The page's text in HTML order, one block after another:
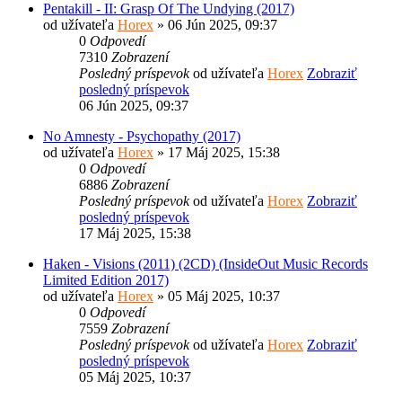
Pentakill - II: Grasp Of The Undying (2017)
od užívateľa Horex » 06 Jún 2025, 09:37
0 Odpovedí
7310 Zobrazení
Posledný príspevokod užívateľa Horex Zobraziť
posledný príspevok
06 Jún 2025, 09:37
No Amnesty - Psychopathy (2017)
od užívateľa Horex » 17 Máj 2025, 15:38
0 Odpovedí
6886 Zobrazení
Posledný príspevokod užívateľa Horex Zobraziť
posledný príspevok
17 Máj 2025, 15:38
Haken - Visions (2011) (2CD) (InsideOut Music Records
Limited Edition 2017)
od užívateľa Horex » 05 Máj 2025, 10:37
0 Odpovedí
7559 Zobrazení
Posledný príspevokod užívateľa Horex Zobraziť
posledný príspevok
05 Máj 2025, 10:37